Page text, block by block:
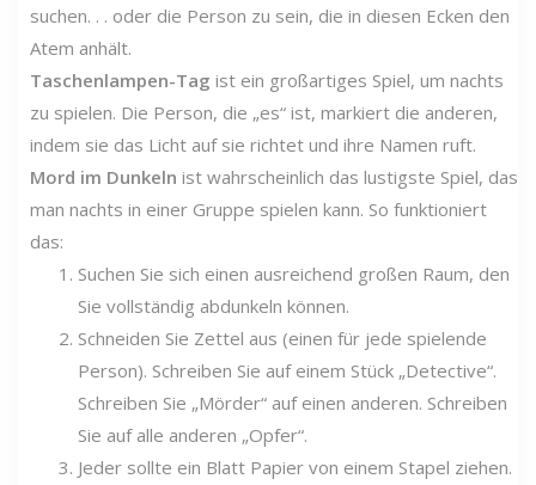
suchen. . . oder die Person zu sein, die in diesen Ecken den
Atem anhält.
Taschenlampen-Tag ist ein großartiges Spiel, um nachts
zu spielen. Die Person, die „es“ ist, markiert die anderen,
indem sie das Licht auf sie richtet und ihre Namen ruft.
Mord im Dunkeln ist wahrscheinlich das lustigste Spiel, das
man nachts in einer Gruppe spielen kann. So funktioniert
das:
Suchen Sie sich einen ausreichend großen Raum, den
Sie vollständig abdunkeln können.
Schneiden Sie Zettel aus (einen für jede spielende
Person). Schreiben Sie auf einem Stück „Detective“.
Schreiben Sie „Mörder“ auf einen anderen. Schreiben
Sie auf alle anderen „Opfer“.
Jeder sollte ein Blatt Papier von einem Stapel ziehen.